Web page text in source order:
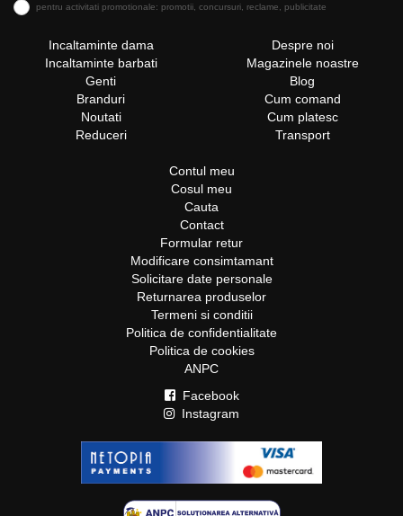
pentru activitati promotionale: promotii, concursuri, reclame, publicitate
Incaltaminte dama
Incaltaminte barbati
Genti
Branduri
Noutati
Reduceri
Despre noi
Magazinele noastre
Blog
Cum comand
Cum platesc
Transport
Contul meu
Cosul meu
Cauta
Contact
Formular retur
Modificare consimtamant
Solicitare date personale
Returnarea produselor
Termeni si conditii
Politica de confidentialitate
Politica de cookies
ANPC
Facebook
Instagram